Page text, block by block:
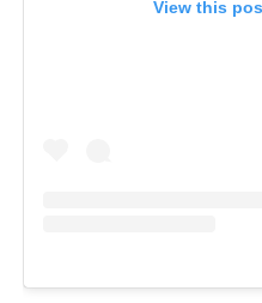
View this